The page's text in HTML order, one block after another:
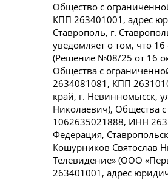
Общество с
КПП 263401001, адрес
Ставрополь, г.
уведомляет о том, что
(Решение №08/25 от 16
Общества с
2634081081, КПП
край, г. Невинномысск,
Николаевич), Общества
1062635021888, ИНН
Федерация,
Кошурников Святослав
Телевидение» (ООО
263401001, адрес